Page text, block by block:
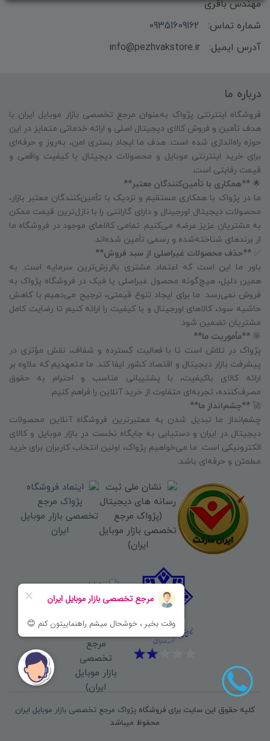
مهندس باقری
شماره تماس:
09351609162
آدرس ایمیل:
info@pezhvakstore.ir
درباره ما
فروشگاه اینترنتی پژواک به‌عنوان مرجع تخصصی بازار موبایل ایران با
هدف تأمین و فروش کالای دیجیتال اصلی و ارائه خدماتی متمایز در این
حوزه راه‌اندازی شده است. هدف ما ایجاد بستری امن، به‌روز و حرفه‌ای
برای خرید اینترنتی موبایل و محصولات دیجیتال با کیفیت واقعی و
قیمت رقابتی است.
🌟 **همکاری با تأمین‌کنندگان معتبر**
ما در پژواک با همکاری مستقیم و نزدیک با تأمین‌کنندگان معتبر بازار،
محصولات دیجیتال اورجینال و دارای گارانتی را با نازل‌ترین قیمت ممکن
به مشتریان عزیز عرضه می‌کنیم. تمامی کالاهای موجود در فروشگاه ما
از برندهای شناخته‌شده و رسمی تأمین شده‌اند.
✅ **حذف محصولات غیراصلی از سبد فروش**
باور ما این است که اعتماد مشتری باارزش‌ترین سرمایه است. به
همین دلیل، هیچ‌گونه محصول غیراصلی یا فیک در فروشگاه پژواک به
فروش نمی‌رسد. ما برای ایجاد تنوع قیمتی، ترجیح می‌دهیم با کاهش
حاشیه سود، کالاهای اورجینال و با کیفیت را ارائه کنیم تا رضایت کامل
مشتریان تضمین شود.
🎯 **مأموریت ما**
پژواک در تلاش است تا با فعالیت گسترده و شفاف، نقش مؤثری در
پیشرفت بازار دیجیتال و اقتصاد کشور ایفا کند. ما متعهدیم که علاوه بر
ارائه کالای باکیفیت، با پشتیبانی مناسب و احترام به حقوق
مصرف‌کننده، تجربه‌ای متفاوت از خرید آنلاین را فراهم کنیم.
🚀 **چشم‌انداز ما**
چشم‌انداز ما تبدیل شدن به معتبرترین فروشگاه آنلاین محصولات
دیجیتال در ایران و دستیابی به جایگاه نخست در بازار موبایل و کالای
الکترونیکی است. ما می‌خواهیم پژواک، اولین انتخاب کاربران برای خرید
مطمئن و حرفه‌ای باشد.
کلیه حقوق این سایت برای فروشگاه پژواک مرجع تخصصی بازار موبایل ایران
محفوظ میباشد